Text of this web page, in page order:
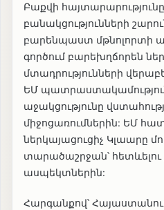
Բաքվի
բանակցությունների
բարենպաստ մթնոլորտի
գործում բարեխղճորեն
մտադրությունների
ԵՄ
աջակցությունը
միջոցառումներին: ԵՄ
ներկայացուցիչ Կլաարը
տարածաշրջան՝ հետևելու
ասպեկտներին:
Հարգանքով՝